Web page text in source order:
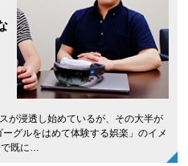
が浸透し始めているが、その大半が
グルをはめて体験する娯楽」のイメ
で既に…